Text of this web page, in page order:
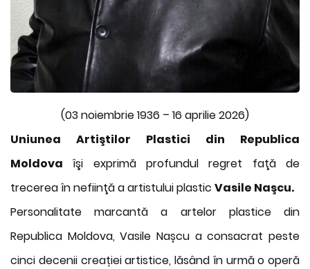
(03 noiembrie 1936 – 16 aprilie 2026)
Uniunea Artiştilor Plastici din Republica
Moldova îşi exprimă profundul regret faţă de
trecerea în nefiinţă a artistului plastic Vasile Naşcu.
Personalitate marcantă a artelor plastice din
Republica Moldova, Vasile Nașcu a consacrat peste
cinci decenii creației artistice, lăsând în urmă o operă